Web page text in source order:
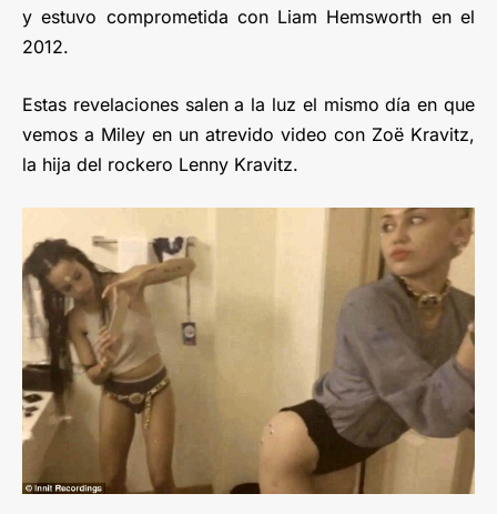
y estuvo comprometida con Liam Hemsworth en el
2012.
Estas revelaciones salen a la luz el mismo día en que
vemos a Miley en un atrevido video con Zoë Kravitz,
la hija del rockero Lenny Kravitz.